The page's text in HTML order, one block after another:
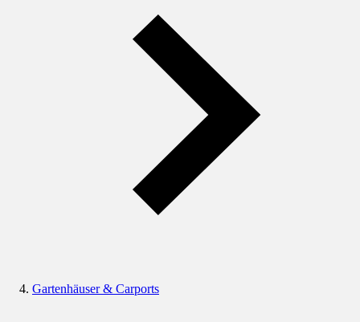
Gartenhäuser & Carports